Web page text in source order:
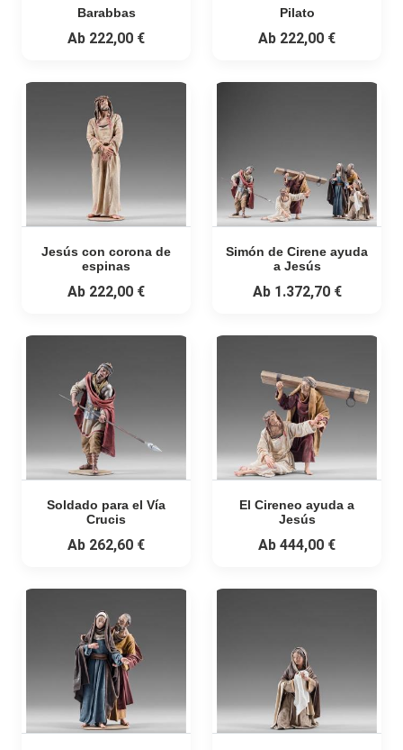
Barabbas
Ab 222,00 €
Pilato
Ab 222,00 €
Jesús con corona de
espinas
Ab 222,00 €
Simón de Cirene ayuda
a Jesús
Ab1.372,70 €
Soldado para el Vía
Crucis
Ab 262,60 €
El Cireneo ayuda a
Jesús
Ab 444,00 €